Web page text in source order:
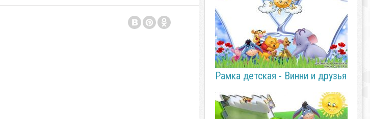
Рамка детская - Винни и друзья